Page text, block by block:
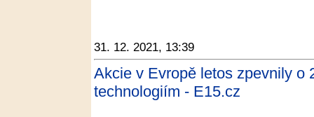
31. 12. 2021, 13:39
Akcie v Evropě letos zpevnily o
technologiím - E15.cz